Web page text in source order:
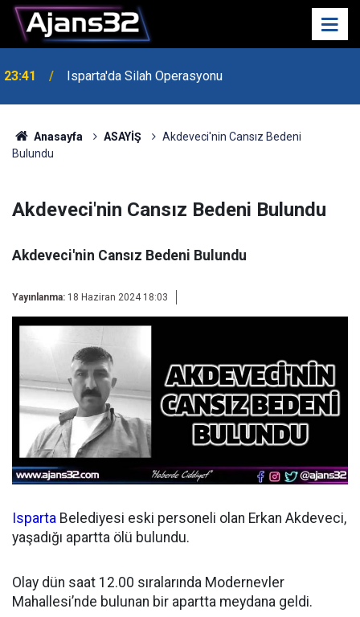
23:41
Isparta'da Silah Operasyonu
Anasayfa ASAYİŞ
Akdeveci'nin Cansız Bedeni
Bulundu
Akdeveci'nin Cansız Bedeni Bulundu
Akdeveci'nin Cansız Bedeni Bulundu
Yayınlanma: 18 Haziran 2024 18:03
Isparta Belediyesi eski personeli olan Erkan Akdeveci,
yaşadığı apartta ölü bulundu.
Olay dün saat 12.00 sıralarında Modernevler
Mahallesi’nde bulunan bir apartta meydana geldi.